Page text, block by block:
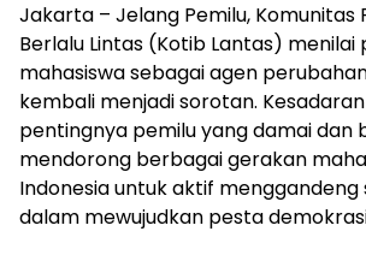
Jakarta – Jelang Pemilu, Komunitas
Berlalu Lintas (Kotib Lantas) menilai
mahasiswa sebagai agen
kembali menjadi sorotan.
pentingnya pemilu yang damai dan
mendorong berbagai gerakan
Indonesia untuk aktif menggandeng
dalam mewujudkan pesta